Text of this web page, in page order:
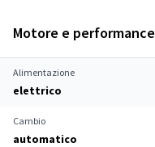
Motore e performance
Alimentazione
elettrico
Cambio
automatico